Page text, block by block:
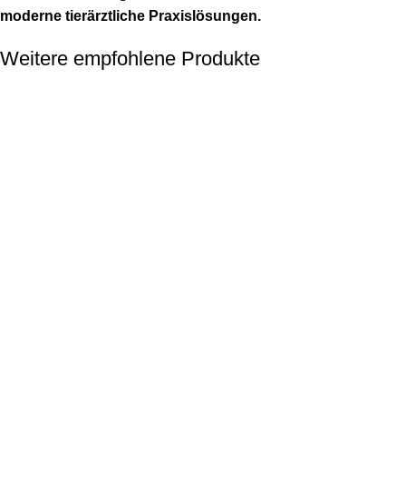
moderne tierärztliche Praxislösungen.
Weitere empfohlene Produkte